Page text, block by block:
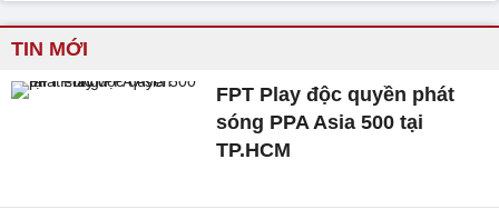
TIN MỚI
FPT Play độc quyền phát
sóng PPA Asia 500 tại
TP.HCM